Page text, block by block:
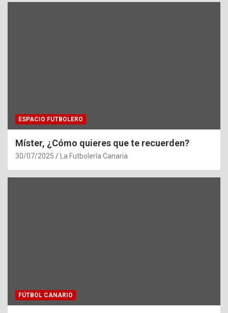
ESPACIO FUTBOLERO
Míster, ¿Cómo quieres que te recuerden?
30/07/2025 La Futbolería Canaria
FÚTBOL CANARIO